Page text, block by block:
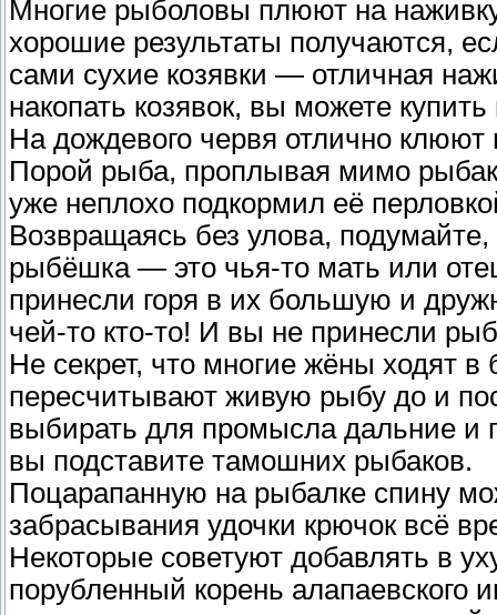
Многие рыболовы плюют на
хорошие результаты получаются,
сами сухие козявки — отличная
накопать козявок, вы можете
На дождевого червя отлично клюют
Порой рыба, проплывая мимо
уже неплохо подкормил её
Возвращаясь без улова,
рыбёшка — это чья-то мать или
принесли горя в их большую и
чей-то кто-то! И вы не принесли
Не секрет, что многие жёны ходят
пересчитывают живую рыбу до и
выбирать для промысла дальние и
вы подставите тамошних рыбаков.
Поцарапанную на рыбалке спину
забрасывания удочки крючок всё
Некоторые советуют добавлять в
порубленный корень